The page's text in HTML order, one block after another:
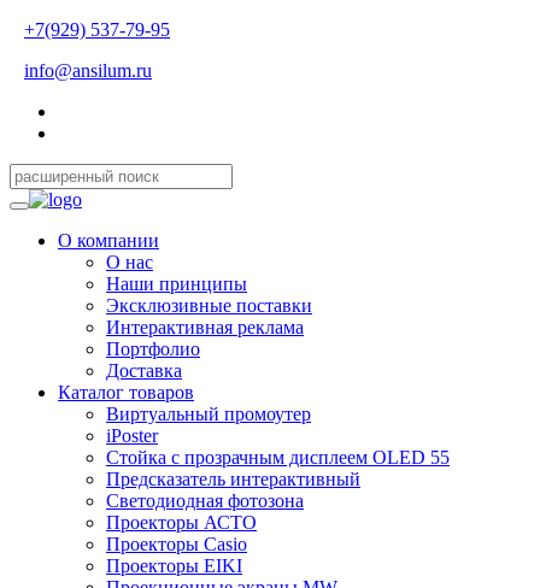
+7(929) 537-79-95
info@ansilum.ru
О компании
О нас
Наши принципы
Эксклюзивные поставки
Интерактивная реклама
Портфолио
Доставка
Каталог товаров
Виртуальный промоутер
iPoster
Стойка с прозрачным дисплеем OLED 55
Предсказатель интерактивный
Светодиодная фотозона
Проекторы АСТО
Проекторы Casio
Проекторы EIKI